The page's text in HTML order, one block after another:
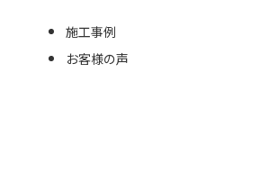
施工事例
お客様の声